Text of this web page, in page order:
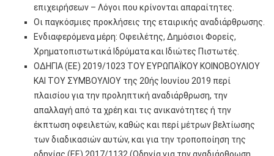
επιχειρήσεων – Λόγοι που κρίνονται απαραίτητες.
Οι παγκόσμιες προκλήσεις της εταιρικής αναδιάρθρωσης.
Ενδιαφερόμενα μέρη: Οφειλέτης, Δημόσιοι Φορείς,
Χρηματοπιστωτικά Ιδρύματα και Ιδιώτες Πιστωτές.
ΟΔΗΓΙΑ (ΕΕ) 2019/1023 ΤΟΥ ΕΥΡΩΠΑΪΚΟΥ ΚΟΙΝΟΒΟΥΛΙΟΥ
ΚΑΙ ΤΟΥ ΣΥΜΒΟΥΛΙΟΥ της 20ής Ιουνίου 2019 περί
πλαισίου για την προληπτική αναδιάρθρωση, την
απαλλαγή από τα χρέη και τις ανικανότητες ή την
έκπτωση οφειλετών, καθώς και περί μέτρων βελτίωσης
των διαδικασιών αυτών, και για την τροποποίηση της
οδηγίας (ΕΕ) 2017/1132 (Οδηγία για την αναδιάρθρωση